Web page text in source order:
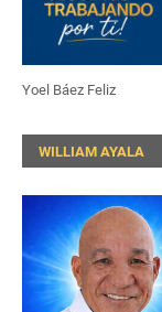
Yoel Báez Feliz
WILLIAM AYALA